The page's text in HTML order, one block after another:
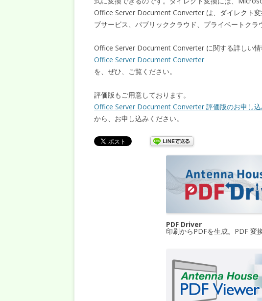
Office Server Document Converter は、ダイレクト
ブサービス、パブリッククラウド、プライベートクラ
Office Server Document Converter に関する詳しい情
Office Server Document Converter
を、ぜひ、ご覧ください。
評価版もご用意しております。
Office Server Document Converter 評価版のお申し込
から、お申し込みください。
PDF Driver
印刷からPDFを生成。PDF 変